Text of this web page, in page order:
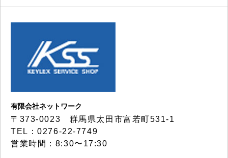
有限会社ネットワーク
〒373-0023 群馬県太田市富若町531-1
TEL：0276-22-7749
営業時間：8:30〜17:30